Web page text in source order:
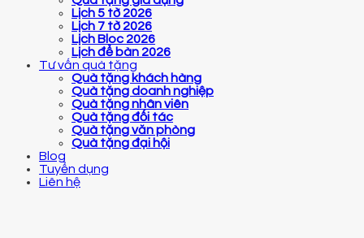
Lịch 5 tờ 2026
Lịch 7 tờ 2026
Lịch Bloc 2026
Lịch để bàn 2026
Tư vấn quà tặng
Quà tặng khách hàng
Quà tặng doanh nghiệp
Quà tặng nhân viên
Quà tặng đối tác
Quà tặng văn phòng
Quà tặng đại hội
Blog
Tuyển dụng
Liên hệ